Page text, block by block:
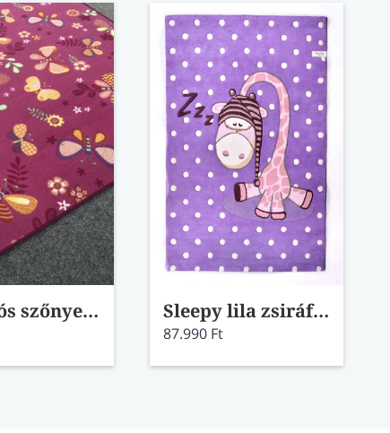
Pillangós szőnyeg 100x150 Sleepy lila zsiráf szőnyeg 90x150
87.990 Ft